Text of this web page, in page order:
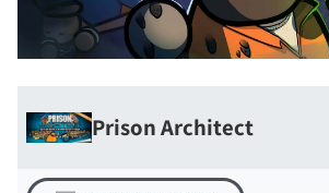
Prison Architect